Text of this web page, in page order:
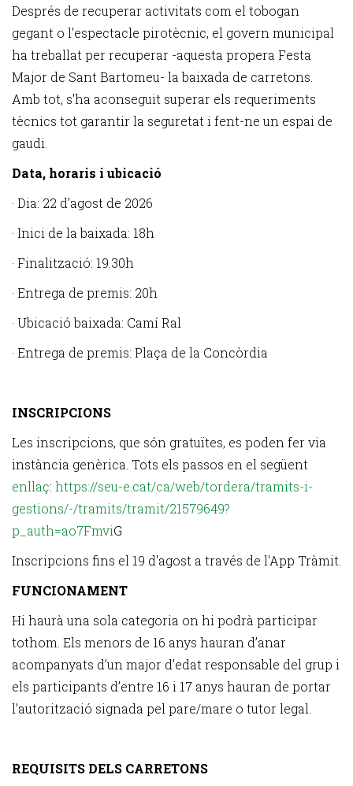
Després de recuperar activitats com el tobogan
gegant o l'espectacle pirotècnic, el govern municipal
ha treballat per recuperar -aquesta propera Festa
Major de Sant Bartomeu- la baixada de carretons.
Amb tot, s'ha aconseguit superar els requeriments
tècnics tot garantir la seguretat i fent-ne un espai de
gaudi.
Data, horaris i ubicació
· Dia: 22 d’agost de 2026
· Inici de la baixada: 18h
· Finalització: 19.30h
· Entrega de premis: 20h
· Ubicació baixada: Camí Ral
· Entrega de premis: Plaça de la Concòrdia
INSCRIPCIONS
Les inscripcions, que són gratuïtes, es poden fer via
instància genèrica. Tots els passos en el següent
enllaç: https://seu-e.cat/ca/web/tordera/tramits-i-
gestions/-/tramits/tramit/21579649?
p_auth=ao7FmviG
Inscripcions fins el 19 d'agost a través de l'App Tràmit.
FUNCIONAMENT
Hi haurà una sola categoria on hi podrà participar
tothom. Els menors de 16 anys hauran d’anar
acompanyats d’un major d’edat responsable del grup i
els participants d’entre 16 i 17 anys hauran de portar
l’autorització signada pel pare/mare o tutor legal.
REQUISITS DELS CARRETONS